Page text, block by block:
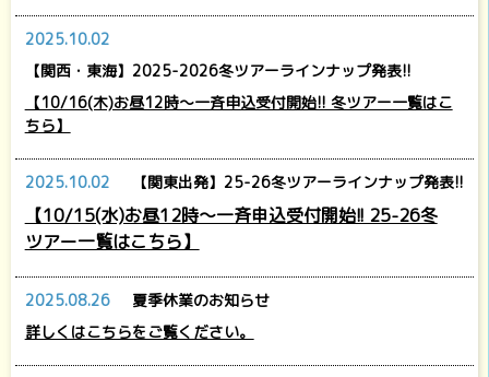
2025.10.02
【関西・東海】2025-2026冬ツアーラインナップ発表!!
【10/16(木)お昼12時～一斉申込受付開始!! 冬ツアー一覧はこ
ちら】
2025.10.02 【関東出発】25-26冬ツアーラインナップ発表!!
【10/15(水)お昼12時～一斉申込受付開始!! 25-26冬
ツアー一覧はこちら】
2025.08.26
夏季休業のお知らせ
詳しくはこちらをご覧ください。